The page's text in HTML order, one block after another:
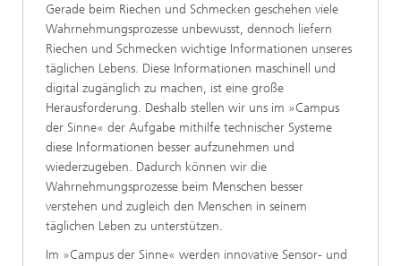
Gerade beim Riechen und Schmecken geschehen viele
Wahrnehmungsprozesse unbewusst, dennoch liefern
Riechen und Schmecken wichtige Informationen unseres
täglichen Lebens. Diese Informationen maschinell und
digital zugänglich zu machen, ist eine große
Herausforderung. Deshalb stellen wir uns im »Campus
der Sinne« der Aufgabe mithilfe technischer Systeme
diese Informationen besser aufzunehmen und
wiederzugeben. Dadurch können wir die
Wahrnehmungsprozesse beim Menschen besser
verstehen und zugleich den Menschen in seinem
täglichen Leben zu unterstützen.
Im »Campus der Sinne« werden innovative Sensor- und